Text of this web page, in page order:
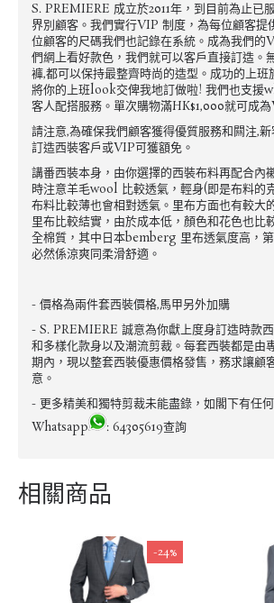
S. PREMIERE 成立於2011年，到目前為止已
界別顧客。我們實行VIP 制度，為每位顧客提
位顧客的尺碼我們也記錄在系統。成為我們的
們網上看好款色，我們就可以客戶直接訂造。
褲,都可以保持最整齊時尚的造型。成功的上班
將你的上班look交俾我地訂做啦! 我們也支援
客人配搭服務。單次購物滿HK$1,000就可成
請注意,為確保我們顧客獲得優質服務和闗注,新
訂造西裝客戶或VIP可獲額免。
講番西裝本身，由你選擇的西裝布料再配合內
時注意羊毛wool 比較透氣，輕身(即是布料的
布料比較薄也會相對透氣。里布方面也有較大
里布比較結實，由於成本低，顏色和花色也比
全棉質，其中日本bemberg 里布透氣度高，
必然係涼爽同柔滑舒適。
- 價格為兩件套西裝價格,馬甲另外加購
- S. PREMIERE 誠意為你獻上度身訂造時款
和多樣化款身以及潮流剪裁。每套西裝都是由
期內，現以整套西裝優惠價格發售，務求讓顧
意。
- 更多精美和獨特剪裁未能盡錄，如閣下有任
Whatsapp
: 64305619查詢
相關商品
-24%